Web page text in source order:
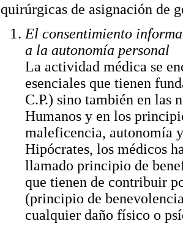
quirúrgicas de asignación de
El consentimiento
a la autonomía personal
La actividad médica se
esenciales que tienen
C.P.) sino también en las
Humanos y en los
maleficencia, autonomía
Hipócrates, los médicos
llamado principio de
que tienen de contribuir
(principio de
cualquier daño físico o